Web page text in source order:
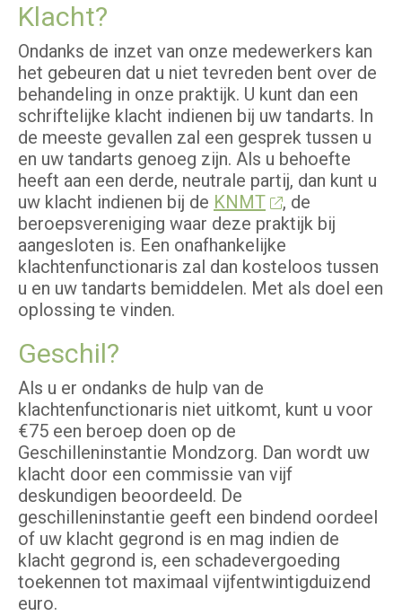
Klacht?
Ondanks de inzet van onze medewerkers kan
het gebeuren dat u niet tevreden bent over de
behandeling in onze praktijk. U kunt dan een
schriftelijke klacht indienen bij uw tandarts. In
de meeste gevallen zal een gesprek tussen u
en uw tandarts genoeg zijn. Als u behoefte
heeft aan een derde, neutrale partij, dan kunt u
uw klacht indienen bij de KNMT
, de
beroepsvereniging waar deze praktijk bij
aangesloten is. Een onafhankelijke
klachtenfunctionaris zal dan kosteloos tussen
u en uw tandarts bemiddelen. Met als doel een
oplossing te vinden.
Geschil?
Als u er ondanks de hulp van de
klachtenfunctionaris niet uitkomt, kunt u voor
€75 een beroep doen op de
Geschilleninstantie Mondzorg. Dan wordt uw
klacht door een commissie van vijf
deskundigen beoordeeld. De
geschilleninstantie geeft een bindend oordeel
of uw klacht gegrond is en mag indien de
klacht gegrond is, een schadevergoeding
toekennen tot maximaal vijfentwintigduizend
euro.